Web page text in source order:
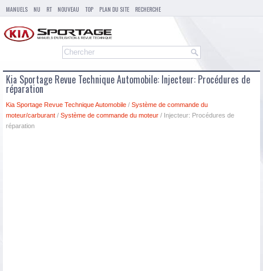
MANUELS NU RT NOUVEAU TOP PLAN DU SITE RECHERCHE
Kia Sportage Revue Technique Automobile: Injecteur: Procédures de
réparation
Kia Sportage Revue Technique Automobile / Système de commande du
moteur/carburant / Système de commande du moteur / Injecteur: Procédures de
réparation